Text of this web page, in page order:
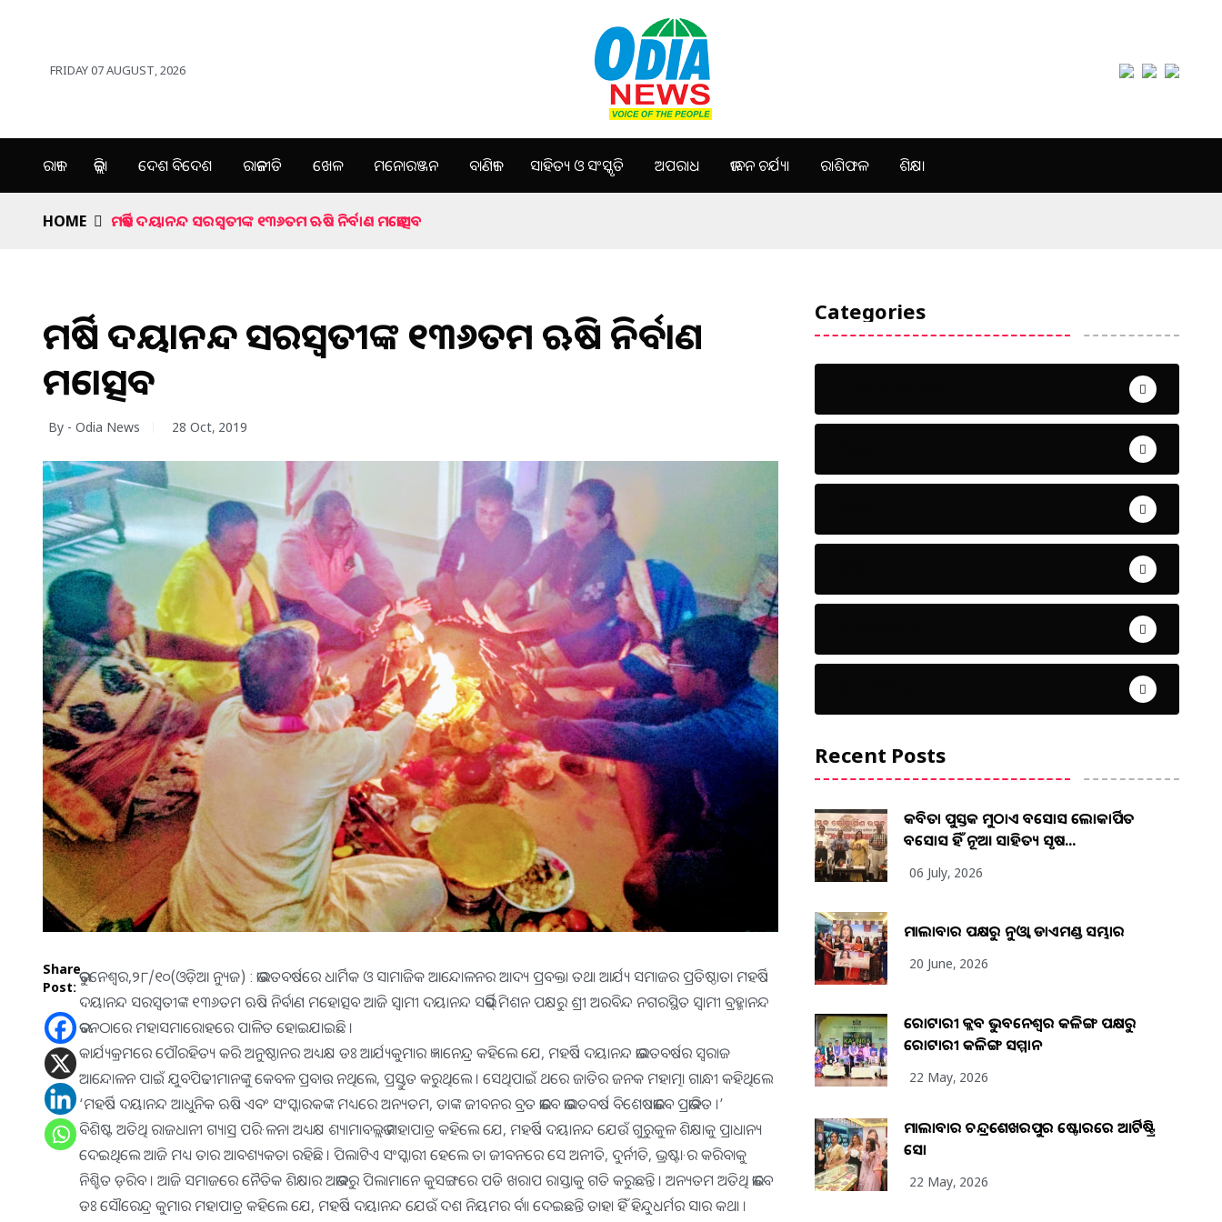
FRIDAY 07 AUGUST, 2026
ରାଜ୍ୟ ଜିଲ୍ଲା ଦେଶ ବିଦେଶ ରାଜନୀତି ଖେଳ ମନୋରଞ୍ଜନ ବାଣିଜ୍ୟ ସାହିତ୍ୟ ଓ ସଂସ୍କୃତି ଅପରାଧ ଜୀବନ ଚର୍ଯ୍ୟା ରାଶିଫଳ ଶିକ୍ଷା
HOME ମହର୍ଷି ଦୟାନନ୍ଦ ସରସ୍ୱତୀଙ୍କ ୧୩୬ତମ ଋଷି ନିର୍ବାଣ ମହୋତ୍ସବ
ମହର୍ଷି ଦୟାନନ୍ଦ ସରସ୍ୱତୀଙ୍କ ୧୩୬ତମ ଋଷି ନିର୍ବାଣ
ମହୋତ୍ସବ
By - Odia News 28 Oct, 2019
Share
Post:
ଭୁବନେଶ୍ୱର,୨୮/୧୦(ଓଡ଼ିଆ ନ୍ୟୁଜ) : ଭାରତବର୍ଷରେ ଧାର୍ମିକ ଓ ସାମାଜିକ ଆନ୍ଦୋଳନର ଆଦ୍ୟ ପ୍ରବକ୍ତା ତଥା ଆର୍ଯ୍ୟ ସମାଜର ପ୍ରତିଷ୍ଠାତା ମହର୍ଷି
ଦୟାନନ୍ଦ ସରସ୍ୱତୀଙ୍କ ୧୩୬ତମ ଋଷି ନିର୍ବାଣ ମହୋତ୍ସବ ଆଜି ସ୍ୱାମୀ ଦୟାନନ୍ଦ ସର୍ଭିସ୍ ମିଶନ ପକ୍ଷରୁ ଶ୍ରୀ ଅରବିନ୍ଦ ନଗରସ୍ଥିତ ସ୍ୱାମୀ ବ୍ରହ୍ମାନନ୍ଦ
ଭବନଠାରେ ମହାସମାରୋହରେ ପାଳିତ ହୋଇଯାଇଛି ।
କାର୍ଯ୍ୟକ୍ରମରେ ପୌରହିତ୍ୟ କରି ଅନୁଷ୍ଠାନର ଅଧ୍ୟକ୍ଷ ଡଃ ଆର୍ଯ୍ୟକୁମାର ଜ୍ଞାନେନ୍ଦ୍ର କହିଲେ ଯେ, ମହର୍ଷି ଦୟାନନ୍ଦ ଭାରତବର୍ଷର ସ୍ୱରାଜ
ଆନ୍ଦୋଳନ ପାଇଁ ଯୁବପିଢୀମାନଙ୍କୁ କେବଳ ପ୍ରବାଉ ନଥିଲେ, ପ୍ରସ୍ତୁତ କରୁଥିଲେ । ସେଥିପାଇଁ ଥରେ ଜାତିର ଜନକ ମହାତ୍ମା ଗାନ୍ଧୀ କହିଥିଲେ
‘ମହର୍ଷି ଦୟାନନ୍ଦ ଆଧୁନିକ ଋଷି ଏବଂ ସଂସ୍କାରକଙ୍କ ମଧ୍ୟରେ ଅନ୍ୟତମ, ତାଙ୍କ ଜୀବନର ବ୍ରତ ଭାବେ ଭାରତବର୍ଷ ବିଶେଷଭାବେ ପ୍ରଭାବିତ ।’
ବିଶିଷ୍ଟ ଅତିଥି ରାଜଧାନୀ ଗ୍ୟାସ୍ର ପରି·ଳନା ଅଧ୍ୟକ୍ଷ ଶ୍ୟାମାବଲ୍ଲଭ ମହାପାତ୍ର କହିଲେ ଯେ, ମହର୍ଷି ଦୟାନନ୍ଦ ଯେଉଁ ଗୁରୁକୁଳ ଶିକ୍ଷାକୁ ପ୍ରାଧାନ୍ୟ
ଦେଇଥିଲେ ଆଜି ମଧ୍ୟ ତାର ଆବଶ୍ୟକତା ରହିଛି । ପିଲାଟିଏ ସଂସ୍କାରୀ ହେଲେ ତା ଜୀବନରେ ସେ ଅନୀତି, ଦୁର୍ନୀତି, ଭ୍ରଷ୍ଟା·ର କରିବାକୁ
ନିଶ୍ଚିତ ଡ଼ରିବ । ଆଜି ସମାଜରେ ନୈତିକ ଶିକ୍ଷାର ଅଭାବରୁ ପିଲାମାନେ କୁସଙ୍ଗରେ ପଡି ଖରାପ ରାସ୍ତାକୁ ଗତି କରୁଛନ୍ତି । ଅନ୍ୟତମ ଅତିଥି ଭାବେ
ଡଃ ସୌରେନ୍ଦ୍ର କୁମାର ମହାପାତ୍ର କହିଲେ ଯେ, ମହର୍ଷି ଦୟାନନ୍ଦ ଯେଉଁ ଦଶ ନିୟମର ର୍ବାା ଦେଇଛନ୍ତି ତାହା ହିଁ ହିନ୍ଦୁଧର୍ମର ସାର କଥା ।
Categories
Recent Posts
କବିତା ପୁସ୍ତକ ମୁଠାଏ ଅବସୋସ ଲୋକାର୍ପିତ
ଅବସୋସ ହିଁ ନୂଆ ସାହିତ୍ୟ ସୃଷ...
06 July, 2026
ମାଲାବାର ପକ୍ଷରୁ ନୁଓ୍ବା ଡାଏମଣ୍ଡ ସମ୍ଭାର
20 June, 2026
ରୋଟାରୀ କ୍ଲବ ଭୁବନେଶ୍ୱର କଳିଙ୍ଗ ପକ୍ଷରୁ
ରୋଟାରୀ କଳିଙ୍ଗ ସମ୍ମାନ
22 May, 2026
ମାଲାବାର ଚନ୍ଦ୍ରଶେଖରପୁର ଷ୍ଟୋରରେ ଆର୍ଟିଷ୍ଟ୍ରି
ସୋ
22 May, 2026